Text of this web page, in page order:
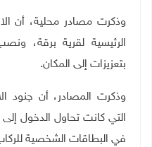
وذكرت مصادر محلية، أن
الرئيسية لقرية برقة،
بتعزيزات إلى المكان.
وذكرت المصادر، أن جنود
التي كانت تحاول الدخول إلى
في البطاقات الشخصية